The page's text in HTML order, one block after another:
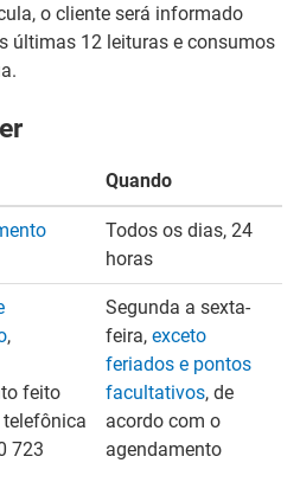
o cliente será informado
últimas 12 leituras e consumos
Quando
Todos os dias, 24
horas
,
feito
723
Segunda a sexta-
feira, exceto
feriados e pontos
facultativos, de
acordo com o
agendamento